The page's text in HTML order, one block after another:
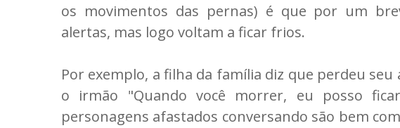
os movimentos das pernas) é que por um
alertas, mas logo voltam a ficar frios.
Por exemplo, a filha da família diz que perdeu
o irmão "Quando você morrer, eu posso
personagens afastados conversando são bem